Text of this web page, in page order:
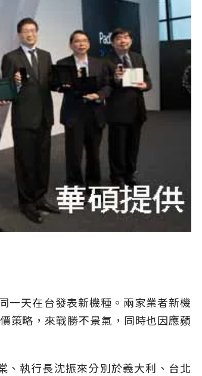
一天在台發表新機種。兩家業者新機
策略，來戰勝不景氣，同時也因應蘋
執行長沈振來分別於義大利、台北